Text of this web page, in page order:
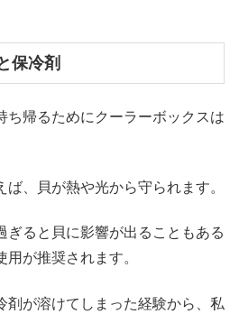
保冷剤
ち帰るためにクーラーボックスは
、貝が熱や光から守られます。
ぎると貝に影響が出ることもある
が推奨されます。
剤が溶けてしまった経験から、私